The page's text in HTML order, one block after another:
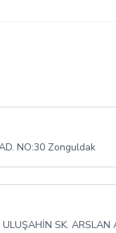
NO:30 Zonguldak
ULUŞAHİN SK.